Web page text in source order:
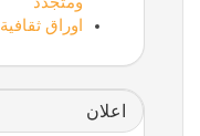
اوراق ثقافية
اعلان